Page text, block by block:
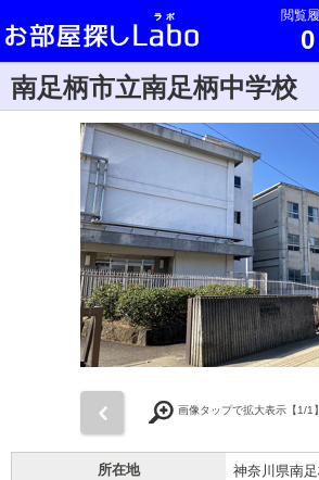
閲覧
0
南足柄市立南足柄中学校
画像タップで拡大表示【1/1】
所在地 神奈川県南